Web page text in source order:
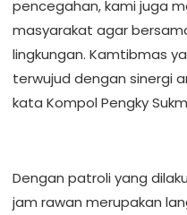
pencegahan, kami juga
masyarakat agar
lingkungan. Kamtibmas
terwujud dengan sinergi
kata Kompol Pengky
Dengan patroli yang
jam rawan merupakan